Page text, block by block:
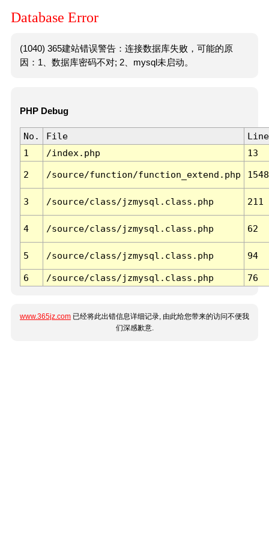
Database Error
(1040) 365建站错误警告：连接数据库失败，可能的原
因：1、数据库密码不对; 2、mysql未启动。
PHP Debug
No. File
Line
1
/index.php 13
2 /source/function/function_extend.php 1548
3 /source/class/jzmysql.class.php 211
4 /source/class/jzmysql.class.php 62
5 /source/class/jzmysql.class.php 94
6 /source/class/jzmysql.class.php 76
www.365jz.com 已经将此出错信息详细记录, 由此给您带来的访问不便我
们深感歉意.